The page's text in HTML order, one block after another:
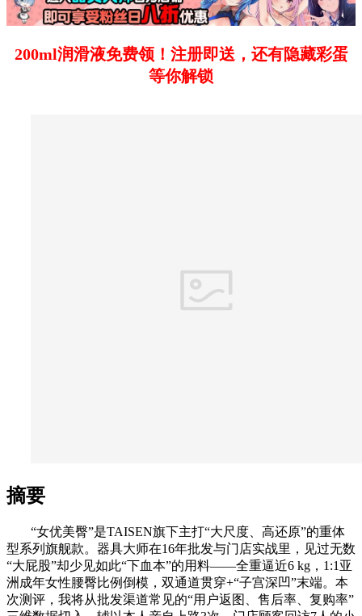
200ml润滑液免费领！注册即送，还有隐藏彩蛋
等你解锁
摘要
“女优美臀”是TAISEN旗下主打“大尺度、高还原”的重体
型系列旗舰款。器具大师在16年批发与门店实战里，见过无数
“大屁股”却少见如此“下血本”的用料——全重逼近6 kg，1:1亚
洲成年女性腰臀比例倒模，双通道贯穿+“子宫深凹”末端。本
次测评，我将从批发渠道常见的“用户返图、售后率、复购率”